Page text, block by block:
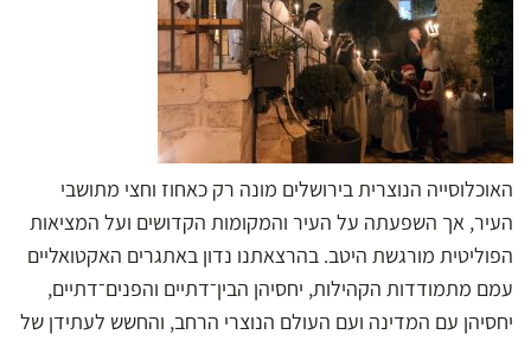
האוכלוסייה הנוצרית בירושלים מונה רק כאחוז וחצי מתושבי
העיר, אך השפעתה על העיר והמקומות הקדושים ועל המציאות
הפוליטית מורגשת היטב. בהרצאתנו נדון באתגרים האקטואליים
עמם מתמודדות הקהילות, יחסיהן הבין־דתיים והפנים־דתיים,
יחסיהן עם המדינה ועם העולם הנוצרי הרחב, והחשש לעתידן של